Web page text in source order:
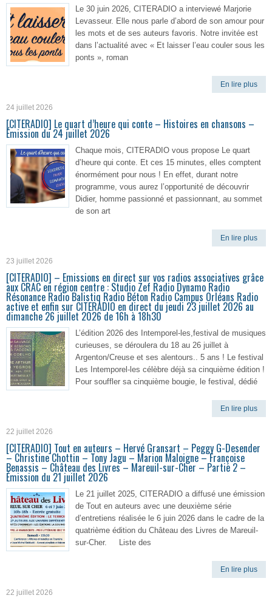
Le 30 juin 2026, CITERADIO a interviewé Marjorie
Levasseur. Elle nous parle d’abord de son amour pour
les mots et de ses auteurs favoris. Notre invitée est
dans l’actualité avec « Et laisser l’eau couler sous les
ponts », roman
En lire plus
24 juillet 2026
[CITERADIO] Le quart d’heure qui conte – Histoires en chansons –
Émission du 24 juillet 2026
Chaque mois, CITERADIO vous propose Le quart
d’heure qui conte. Et ces 15 minutes, elles comptent
énormément pour nous ! En effet, durant notre
programme, vous aurez l’opportunité de découvrir
Didier, homme passionné et passionnant, au sommet
de son art
En lire plus
23 juillet 2026
[CITERADIO] – Emissions en direct sur vos radios associatives grâce
aux CRAC en région centre : Studio Zef Radio Dynamo Radio
Résonance Radio Balistiq Radio Béton Radio Campus Orléans Radio
active et enfin sur CITERADIO en direct du jeudi 23 juillet 2026 au
dimanche 26 juillet 2026 de 16h à 18h30
L’édition 2026 des Intemporel-les,festival de musiques
curieuses, se déroulera du 18 au 26 juillet à
Argenton/Creuse et ses alentours.. 5 ans ! Le festival
Les Intemporel-les célèbre déjà sa cinquième édition !
Pour souffler sa cinquième bougie, le festival, dédié
En lire plus
22 juillet 2026
[CITERADIO] Tout en auteurs – Hervé Gransart – Peggy G-Desender
– Christine Chottin – Tony Jagu – Marion Maloigne – Françoise
Benassis – Château des Livres – Mareuil-sur-Cher – Partie 2 –
Émission du 21 juillet 2026
Le 21 juillet 2025, CITERADIO a diffusé une émission
de Tout en auteurs avec une deuxième série
d’entretiens réalisée le 6 juin 2026 dans le cadre de la
quatrième édition du Château des Livres de Mareuil-
sur-Cher. Liste des
En lire plus
22 juillet 2026